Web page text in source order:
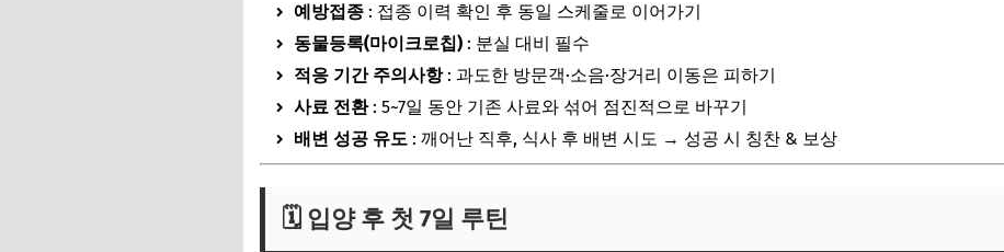
예방접종 : 접종 이력 확인 후 동일 스케줄로 이어가기
동물등록(마이크로칩) : 분실 대비 필수
적응 기간 주의사항: 과도한 방문객·소음·장거리 이동은 피하기
사료 전환: 5~7일 동안 기존 사료와 섞어 점진적으로 바꾸기
배변 성공 유도 : 깨어난 직후, 식사 후 배변 시도 → 성공 시 칭찬 & 보상
🗓 입양 후 첫 7일 루틴